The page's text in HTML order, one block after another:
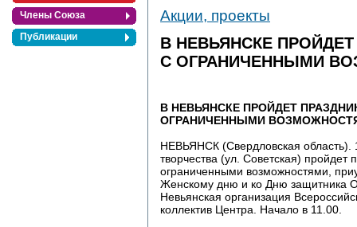
Члены Союза
Публикации
Акции, проекты
В НЕВЬЯНСКЕ
С ОГРАНИЧЕННЫМИ
В НЕВЬЯНСКЕ ПРОЙДЕТ
ОГРАНИЧЕННЫМИ
НЕВЬЯНСК (Свердловская область).
творчества (ул. Советская) пройдет
ограниченными возможностями,
Женскому дню и ко Дню защитника
Невьянская организация
коллектив Центра. Начало в 11.00.